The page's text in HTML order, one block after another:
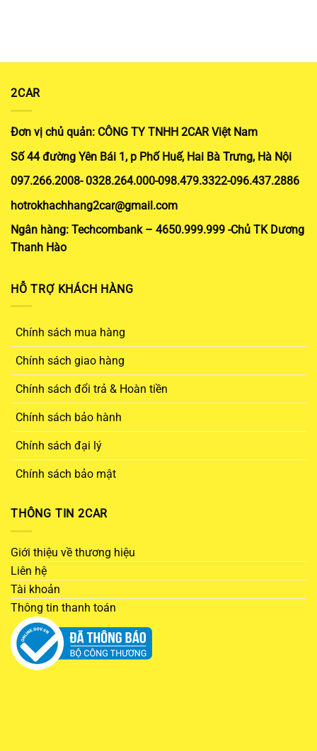
2CAR
Đơn vị chủ quản: CÔNG TY TNHH 2CAR Việt Nam
Số 44 đường Yên Bái 1, p Phố Huế, Hai Bà Trưng, Hà Nội
097.266.2008- 0328.264.000-098.479.3322-096.437.2886
hotrokhachhang2car@gmail.com
Ngân hàng: Techcombank – 4650.999.999 -Chủ TK Dương
Thanh Hào
HỖ TRỢ KHÁCH HÀNG
Chính sách mua hàng
Chính sách giao hàng
Chính sách đổi trả & Hoàn tiền
Chính sách bảo hành
Chính sách đại lý
Chính sách bảo mật
THÔNG TIN 2CAR
Giới thiệu về thương hiệu
Liên hệ
Tài khoản
Thông tin thanh toán